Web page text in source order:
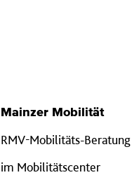
Mainzer Mobilität
RMV-Mobilitäts-Beratung
im Mobilitätscenter